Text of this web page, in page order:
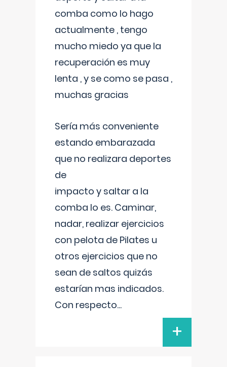
comba como lo hago
actualmente , tengo
mucho miedo ya que la
recuperación es muy
lenta , y se como se pasa ,
muchas gracias
Sería más conveniente
estando embarazada
que no realizara deportes
de
impacto y saltar a la
comba lo es. Caminar,
nadar, realizar ejercicios
con pelota de Pilates u
otros ejercicios que no
sean de saltos quizás
estarían mas indicados.
Con respecto...
+